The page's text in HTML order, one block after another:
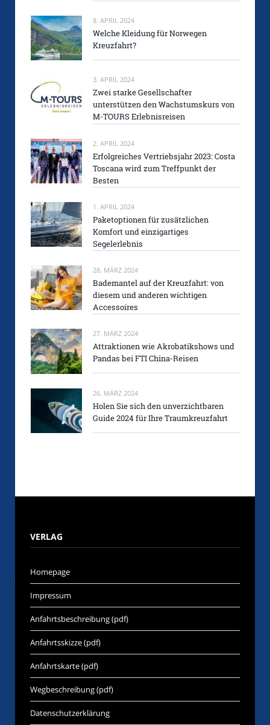
8. APRIL 2024
Welche Kleidung für Norwegen
Kreuzfahrt?
3. APRIL 2024
Zwei starke Gesellschafter
unterstützen den Wachstumskurs von
M-TOURS Erlebnisreisen
2. APRIL 2024
Erfolgreiches Vertriebsjahr 2023: Costa
Toscana wird zum Treffpunkt der
Besten
1. APRIL 2024
Paketoptionen für zusätzlichen
Komfort und einzigartiges
Segelerlebnis
28. MÄRZ 2024
Bademantel auf der Kreuzfahrt: von
diesem und anderen wichtigen
Accessoires
27. MÄRZ 2024
Attraktionen wie Akrobatikshows und
Pandas bei FTI China-Reisen
26. MÄRZ 2024
Holen Sie sich den unverzichtbaren
Guide 2024 für Ihre Traumkreuzfahrt
VERLAG
Homepage
Impressum
Anfahrtsbeschreibung (pdf)
Anfahrtsskizze (pdf)
Anfahrtskarte (pdf)
Wegbeschreibung (pdf)
Datenschutzerklärung